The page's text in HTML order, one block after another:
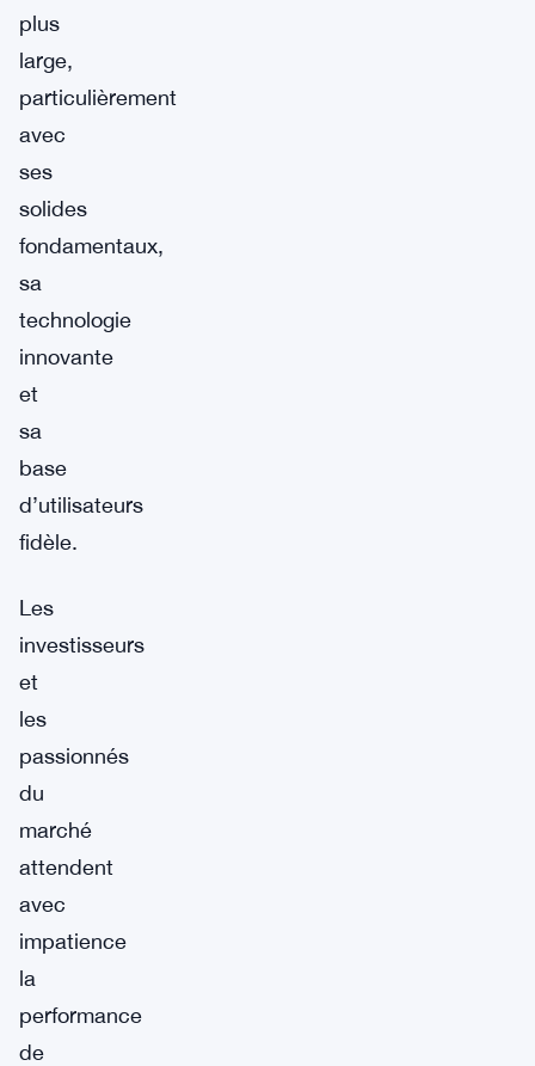
plus
large,
particulièrement
avec
ses
solides
fondamentaux,
sa
technologie
innovante
et
sa
base
d’utilisateurs
fidèle.
Les
investisseurs
et
les
passionnés
du
marché
attendent
avec
impatience
la
performance
de